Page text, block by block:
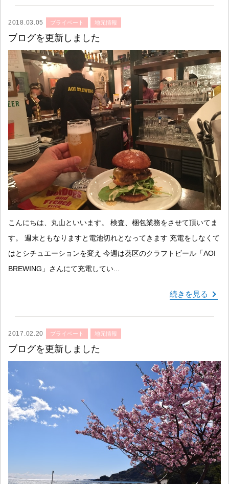
2018.03.05 プライベート 地元情報
ブログを更新しました
こんにちは、丸山といいます。 検査、梱包業務をさせて頂いてま
す。 週末ともなりますと電池切れとなってきます 充電をしなくて
はとシチュエーションを変え 今週は葵区のクラフトビール「AOI
BREWING」さんにて充電してい...
続きを見る
2017.02.20 プライベート 地元情報
ブログを更新しました